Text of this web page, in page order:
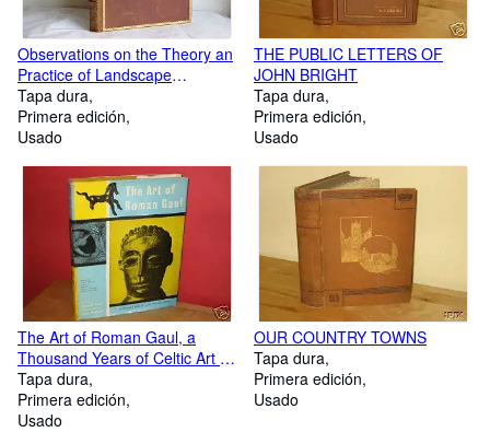
Observations on the Theory an
Practice of Landscape
Gardening
Tapa dura
Primera edición
Usado
THE PUBLIC LETTERS OF
JOHN BRIGHT
Tapa dura
Primera edición
Usado
The Art of Roman Gaul, a
Thousand Years of Celtic Art &
Culture
Tapa dura
Primera edición
Usado
OUR COUNTRY TOWNS
Tapa dura
Primera edición
Usado